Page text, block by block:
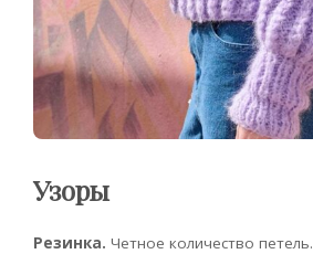
Узоры
Резинка. Четное количество петель.